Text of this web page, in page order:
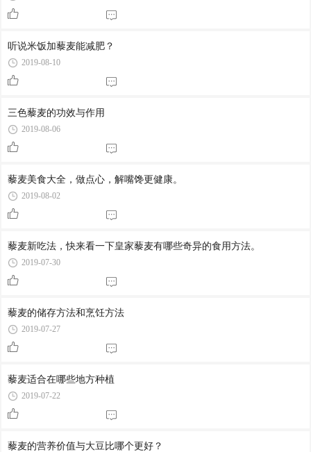
听说米饭加藜麦能减肥？
2019-08-10
三色藜麦的功效与作用
2019-08-06
藜麦美食大全，做点心，解嘴馋更健康。
2019-08-02
藜麦新吃法，快来看一下皇家藜麦有哪些奇异的食用方法。
2019-07-30
藜麦的储存方法和烹饪方法
2019-07-27
藜麦适合在哪些地方种植
2019-07-22
藜麦的营养价值与大豆比哪个更好？